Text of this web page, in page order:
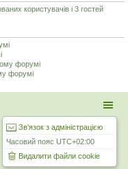
користувачів і 3 гостей
форумі
форумі
Зв'язок з адміністрацією
Часовий пояс UTC+02:00
Видалити файли cookie